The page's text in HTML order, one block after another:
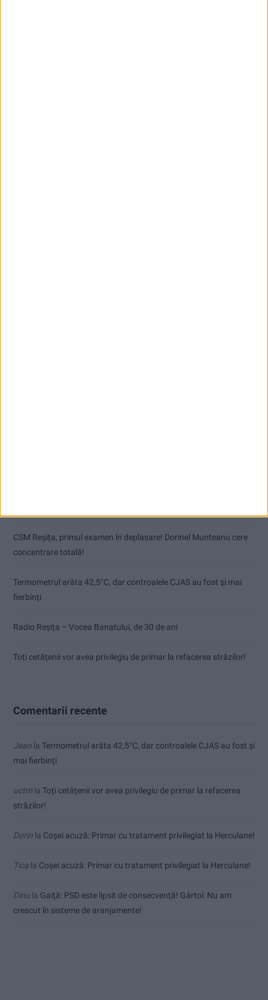
CSM Reșița, primul examen în deplasare! Dorinel Munteanu cere
concentrare totală!
Termometrul arăta 42,5°C, dar controalele CJAS au fost și mai
fierbinți
Radio Reșița – Vocea Banatului, de 30 de ani
Toți cetățenii vor avea privilegiu de primar la refacerea străzilor!
Comentarii recente
Jean la Termometrul arăta 42,5°C, dar controalele CJAS au fost și
mai fierbinți
uctmla Toți cetățenii vor avea privilegiu de primar la refacerea
străzilor!
Dorin la Coșei acuză: Primar cu tratament privilegiat la Herculane!
Tica la Coșei acuză: Primar cu tratament privilegiat la Herculane!
Dinu la Gaiţă: PSD este lipsit de consecvență! Gârtoi: Nu am
crescut în sisteme de aranjamente!